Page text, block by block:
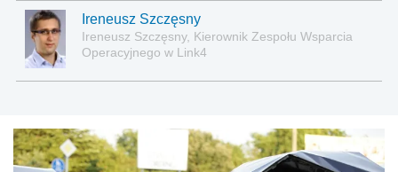
Ireneusz Szczęsny
Ireneusz Szczęsny, Kierownik Zespołu Wsparcia
Operacyjnego w Link4